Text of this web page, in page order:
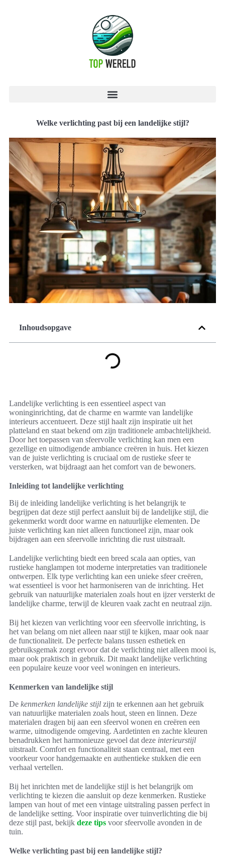
Welke verlichting past bij een landelijke stijl?
Inhoudsopgave
Landelijke verlichting is een essentieel aspect van
woninginrichting, dat de charme en warmte van landelijke
interieurs accentueert. Deze stijl haalt zijn inspiratie uit het
platteland en staat bekend om zijn traditionele ambachtelijkheid.
Door het toepassen van sfeervolle verlichting kan men een
gezellige en uitnodigende ambiance creëren in huis. Het kiezen
van de juiste verlichting is cruciaal om de rustieke sfeer te
versterken, wat bijdraagt aan het comfort van de bewoners.
Inleiding tot landelijke verlichting
Bij de inleiding landelijke verlichting is het belangrijk te
begrijpen dat deze stijl perfect aansluit bij de landelijke stijl, die
gekenmerkt wordt door warme en natuurlijke elementen. De
juiste verlichting kan niet alleen functioneel zijn, maar ook
bijdragen aan een sfeervolle inrichting die rust uitstraalt.
Landelijke verlichting biedt een breed scala aan opties, van
rustieke hanglampen tot moderne interpretaties van traditionele
ontwerpen. Elk type verlichting kan een unieke sfeer creëren,
wat essentieel is voor het harmoniseren van de inrichting. Het
gebruik van natuurlijke materialen zoals hout en ijzer versterkt de
landelijke charme, terwijl de kleuren vaak zacht en neutraal zijn.
Bij het kiezen van verlichting voor een sfeervolle inrichting, is
het van belang om niet alleen naar stijl te kijken, maar ook naar
de functionaliteit. De perfecte balans tussen esthetiek en
gebruiksgemak zorgt ervoor dat de verlichting niet alleen mooi is,
maar ook praktisch in gebruik. Dit maakt landelijke verlichting
een populaire keuze voor veel woningen en interieurs.
Kenmerken van landelijke stijl
De kenmerken landelijke stijl zijn te erkennen aan het gebruik
van natuurlijke materialen zoals hout, steen en linnen. Deze
materialen dragen bij aan een sfeervol wonen en creëren een
warme, uitnodigende omgeving. Aardetinten en zachte kleuren
benadrukken het harmonieuze gevoel dat deze interieurstijl
uitstraalt. Comfort en functionaliteit staan centraal, met een
voorkeur voor handgemaakte en authentieke stukken die een
verhaal vertellen.
Bij het inrichten met de landelijke stijl is het belangrijk om
verlichting te kiezen die aansluit op deze kenmerken. Rustieke
lampen van hout of met een vintage uitstraling passen perfect in
de landelijke setting. Voor inspiratie over tuinverlichting die bij
deze stijl past, bekijk deze tips voor sfeervolle avonden in de
tuin.
Welke verlichting past bij een landelijke stijl?